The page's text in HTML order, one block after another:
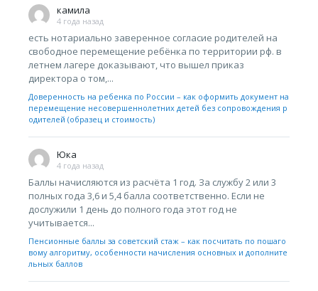
камила
4 года назад
есть нотариально заверенное согласие родителей на
свободное перемещение ребёнка по территории рф. в
летнем лагере доказывают, что вышел приказ
директора о том,...
Доверенность на ребенка по России – как оформить документ на
перемещение несовершеннолетних детей без сопровождения р
одителей (образец и стоимость)
Юка
4 года назад
Баллы начисляются из расчёта 1 год. За службу 2 или 3
полных года 3,6 и 5,4 балла соответственно. Если не
дослужили 1 день до полного года этот год не
учитывается...
Пенсионные баллы за советский стаж – как посчитать по пошаго
вому алгоритму, особенности начисления основных и дополните
льных баллов